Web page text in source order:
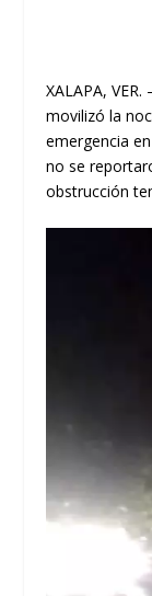
XALAPA, VER.
movilizó la
emergencia
no se
obstrucción